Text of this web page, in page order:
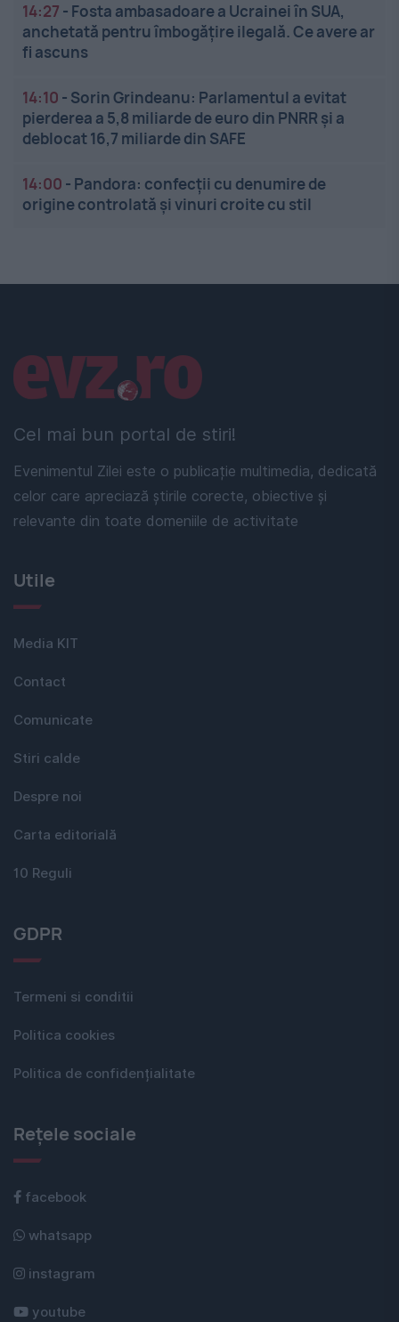
14:27 - Fosta ambasadoare a Ucrainei în SUA,
anchetată pentru îmbogățire ilegală. Ce avere ar
fi ascuns
14:10 - Sorin Grindeanu: Parlamentul a evitat
pierderea a 5,8 miliarde de euro din PNRR și a
deblocat 16,7 miliarde din SAFE
14:00 - Pandora: confecții cu denumire de
origine controlată și vinuri croite cu stil
Cel mai bun portal de stiri!
Evenimentul Zilei este o publicație multimedia, dedicată
celor care apreciază știrile corecte, obiective și
relevante din toate domeniile de activitate
Linkuri utile
Utile
Media KIT
Contact
Comunicate
Stiri calde
Despre noi
Carta editorială
10 Reguli
GDPR
Termeni si conditii
Politica cookies
Politica de confidențialitate
Rețele sociale
facebook
whatsapp
instagram
youtube